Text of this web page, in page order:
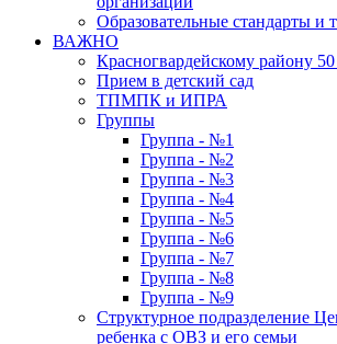
Образовательные стандарты и
ВАЖНО
Красногвардейскому району 50
Прием в детский сад
ТПМПК и ИПРА
Группы
Группа - №1
Группа - №2
Группа - №3
Группа - №4
Группа - №5
Группа - №6
Группа - №7
Группа - №8
Группа - №9
Структурное подразделение
ребенка с ОВЗ и его семьи